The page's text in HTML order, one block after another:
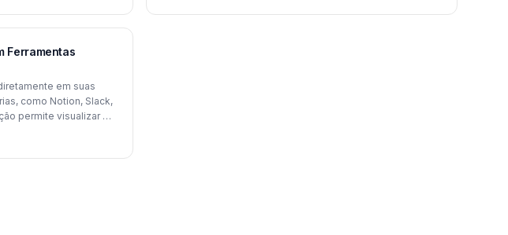
da comunicação
produtos, tutoriais internos e feedbacks de projetos.
Ferramentas
em suas
como Notion, Slack,
permite visualizar os
que você já utiliza,
um único ambiente